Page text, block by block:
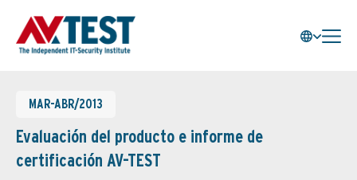
MAR-ABR/2013
Evaluación del producto e informe de
certificación AV-TEST